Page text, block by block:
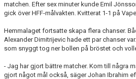
matchen. Efter sex minuter kunde Emil
gick över HFF-målvakten. Kvitterat 1-1 på
Hemmalaget fortsatte skapa flera chanser.
Alexander Dimitrijevic hade ett par chanser
som snyggt tog ner bollen på bröstet och
- Jag har gjort bättre matcher. Kom till några
gjort något mål också, säger Johan Ibrahim